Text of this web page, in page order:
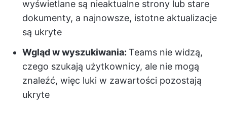
wyświetlane są nieaktualne strony lub stare
dokumenty, a najnowsze, istotne aktualizacje
są ukryte
Wgląd w wyszukiwania: Teams nie widzą,
czego szukają użytkownicy, ale nie mogą
znaleźć, więc luki w zawartości pozostają
ukryte